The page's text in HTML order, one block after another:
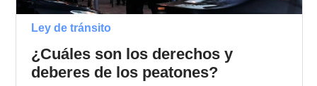
Ley de tránsito
¿Cuáles son los derechos y
deberes de los peatones?